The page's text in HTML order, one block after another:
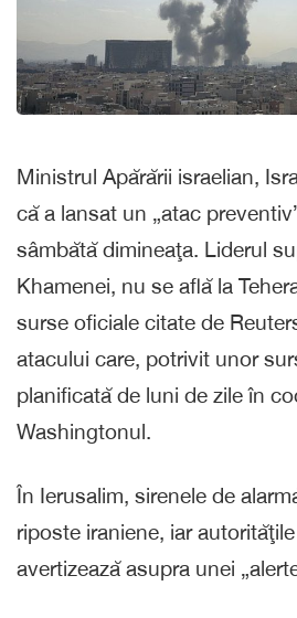
Ministrul Apărării israelian,
că a lansat un „atac
sâmbătă dimineaţa. Liderul
Khamenei, nu se află la
surse oficiale citate de
atacului care, potrivit unor
planificată de luni de zile în
Washingtonul.
În Ierusalim, sirenele de
riposte iraniene, iar
avertizează asupra unei